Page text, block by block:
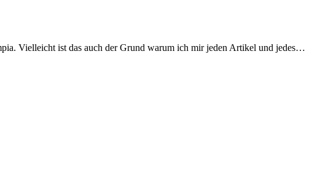
Vielleicht ist das auch der Grund warum ich mir jeden Artikel und jedes…